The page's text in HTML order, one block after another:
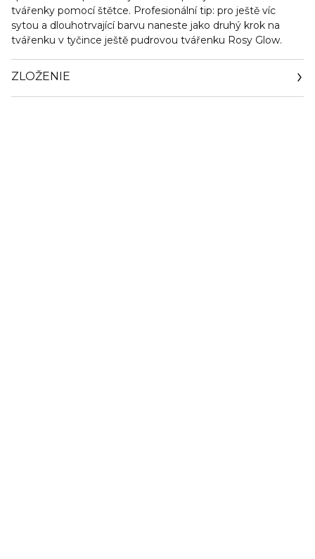
tvářenky pomocí štětce. Profesionální tip: pro ještě víc
sytou a dlouhotrvající barvu naneste jako druhý krok na
tvářenku v tyčince ještě pudrovou tvářenku Rosy Glow.
ZLOŽENIE